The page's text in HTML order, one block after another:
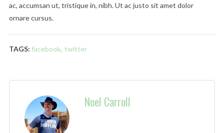
ac, accumsan ut, tristique in, nibh. Ut ac justo sit amet dolor
ornare cursus.
TAGS: facebook, twitter
Noel Carroll